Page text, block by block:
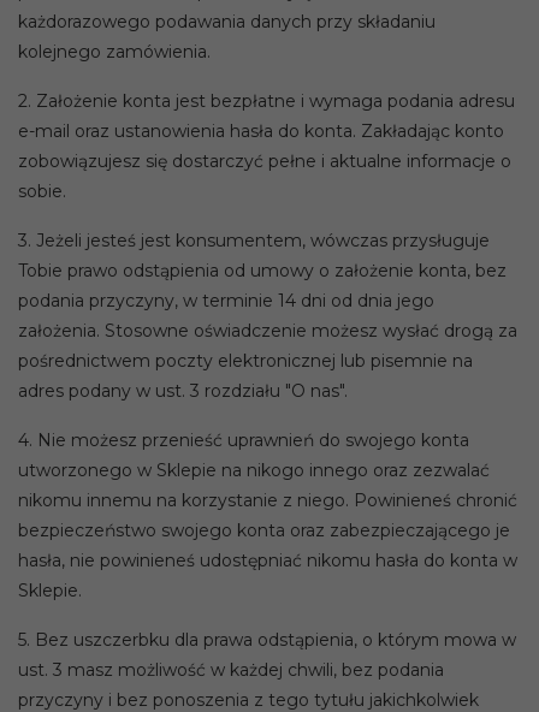
każdorazowego podawania danych przy składaniu
kolejnego zamówienia.
2. Założenie konta jest bezpłatne i wymaga podania adresu
e-mail oraz ustanowienia hasła do konta. Zakładając konto
zobowiązujesz się dostarczyć pełne i aktualne informacje o
sobie.
3. Jeżeli jesteś jest konsumentem, wówczas przysługuje
Tobie prawo odstąpienia od umowy o założenie konta, bez
podania przyczyny, w terminie 14 dni od dnia jego
założenia. Stosowne oświadczenie możesz wysłać drogą za
pośrednictwem poczty elektronicznej lub pisemnie na
adres podany w ust. 3 rozdziału "O nas".
4. Nie możesz przenieść uprawnień do swojego konta
utworzonego w Sklepie na nikogo innego oraz zezwalać
nikomu innemu na korzystanie z niego. Powinieneś chronić
bezpieczeństwo swojego konta oraz zabezpieczającego je
hasła, nie powinieneś udostępniać nikomu hasła do konta w
Sklepie.
5. Bez uszczerbku dla prawa odstąpienia, o którym mowa w
ust. 3 masz możliwość w każdej chwili, bez podania
przyczyny i bez ponoszenia z tego tytułu jakichkolwiek